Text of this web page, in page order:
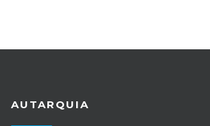
AUTARQUIA